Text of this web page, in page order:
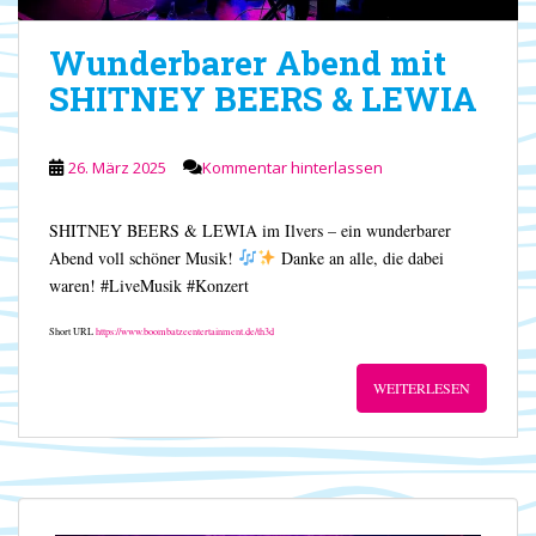
Wunderbarer Abend mit
SHITNEY BEERS & LEWIA
26. März 2025 Kommentar hinterlassen
SHITNEY BEERS & LEWIA im Ilvers – ein wunderbarer
Abend voll schöner Musik!
Danke an alle, die dabei
waren! #LiveMusik #Konzert
Short URLhttps://www.boombatzeentertainment.de/th3d
WEITERLESEN